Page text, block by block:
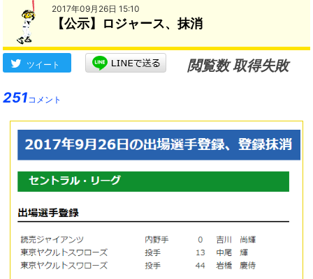
2017年09月26日 15:10
【公示】ロジャース、抹消
ツイート
閲覧数 取得失敗
251コメント